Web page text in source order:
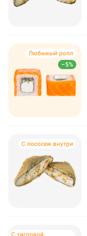
–5%
Любимый ролл
С лососем внутри
С тигровой